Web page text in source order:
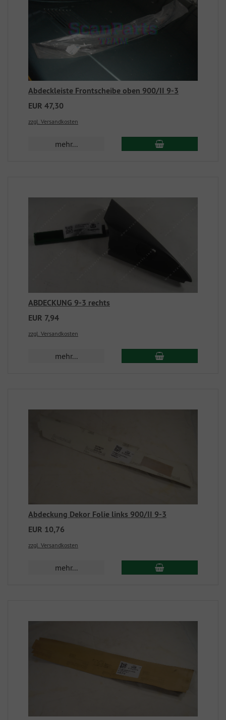
Abdeckleiste Frontscheibe oben 900/II 9-3
EUR 47,30
zzgl. Versandkosten
mehr...
ABDECKUNG 9-3 rechts
EUR 7,94
zzgl. Versandkosten
mehr...
Abdeckung Dekor Folie links 900/II 9-3
EUR 10,76
zzgl. Versandkosten
mehr...